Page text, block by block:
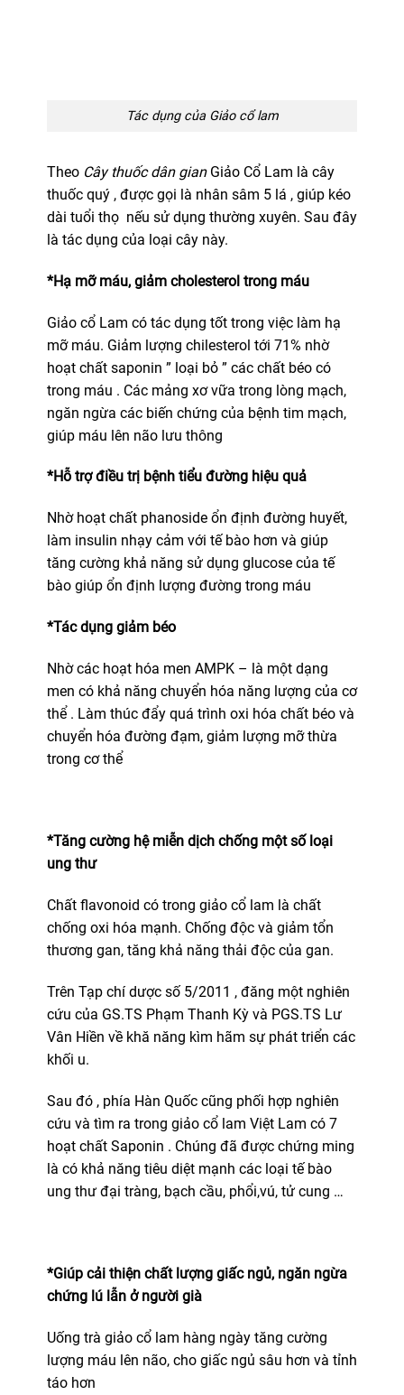
Tác dụng của Giảo cổ lam
Theo Cây thuốc dân gian Giảo Cổ Lam là cây
thuốc quý , được gọi là nhân sâm 5 lá , giúp kéo
dài tuổi thọ nếu sử dụng thường xuyên. Sau đây
là tác dụng của loại cây này.
*Hạ mỡ máu, giảm cholesterol trong máu
Giảo cổ Lam có tác dụng tốt trong việc làm hạ
mỡ máu. Giảm lượng chilesterol tới 71% nhờ
hoạt chất saponin ” loại bỏ ” các chất béo có
trong máu . Các mảng xơ vữa trong lòng mạch,
ngăn ngừa các biến chứng của bệnh tim mạch,
giúp máu lên não lưu thông
*Hỗ trợ điều trị bệnh tiểu đường hiệu quả
Nhờ hoạt chất phanoside ổn định đường huyết,
làm insulin nhạy cảm với tế bào hơn và giúp
tăng cường khả năng sử dụng glucose của tế
bào giúp ổn định lượng đường trong máu
*Tác dụng giảm béo
Nhờ các hoạt hóa men AMPK – là một dạng
men có khả năng chuyển hóa năng lượng của cơ
thể . Làm thúc đẩy quá trình oxi hóa chất béo và
chuyển hóa đường đạm, giảm lượng mỡ thừa
trong cơ thể
*Tăng cường hệ miễn dịch chống một số loại
ung thư
Chất flavonoid có trong giảo cổ lam là chất
chống oxi hóa mạnh. Chống độc và giảm tổn
thương gan, tăng khả năng thải độc của gan.
Trên Tạp chí dược số 5/2011 , đăng một nghiên
cứu của GS.TS Phạm Thanh Kỳ và PGS.TS Lư
Vân Hiền về khă năng kìm hãm sự phát triển các
khối u.
Sau đó , phía Hàn Quốc cũng phối hợp nghiên
cứu và tìm ra trong giảo cổ lam Việt Lam có 7
hoạt chất Saponin . Chúng đã được chứng ming
là có khả năng tiêu diệt mạnh các loại tế bào
ung thư đại tràng, bạch cầu, phổi,vú, tử cung …
*Giúp cải thiện chất lượng giấc ngủ, ngăn ngừa
chứng lú lẫn ở người già
Uống trà giảo cổ lam hàng ngày tăng cường
lượng máu lên não, cho giấc ngủ sâu hơn và tỉnh
táo hơn